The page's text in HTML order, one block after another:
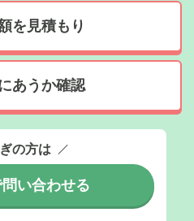
を見積もり
あうか確認
の方は
い合わせる